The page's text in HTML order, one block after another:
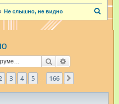
Не слышно, не видно
Поиск
из 166
3 4 5 166